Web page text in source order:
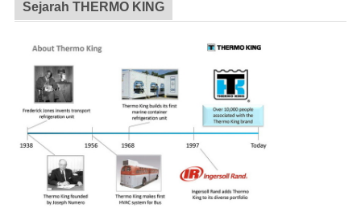
Sejarah THERMO KING